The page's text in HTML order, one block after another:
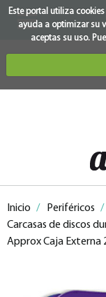
Este portal utiliza
ayuda a optimizar su
aceptas su uso.
Inicio / Periféricos /
Carcasas de discos
Approx Caja Externa